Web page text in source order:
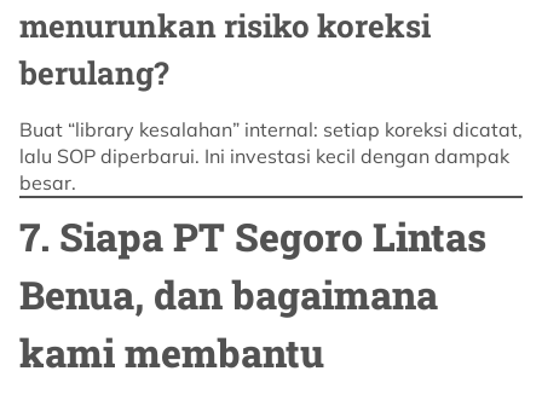
menurunkan risiko koreksi
berulang?
Buat “library kesalahan” internal: setiap koreksi dicatat,
lalu SOP diperbarui. Ini investasi kecil dengan dampak
besar.
7. Siapa PT Segoro Lintas
Benua, dan bagaimana
kami membantu